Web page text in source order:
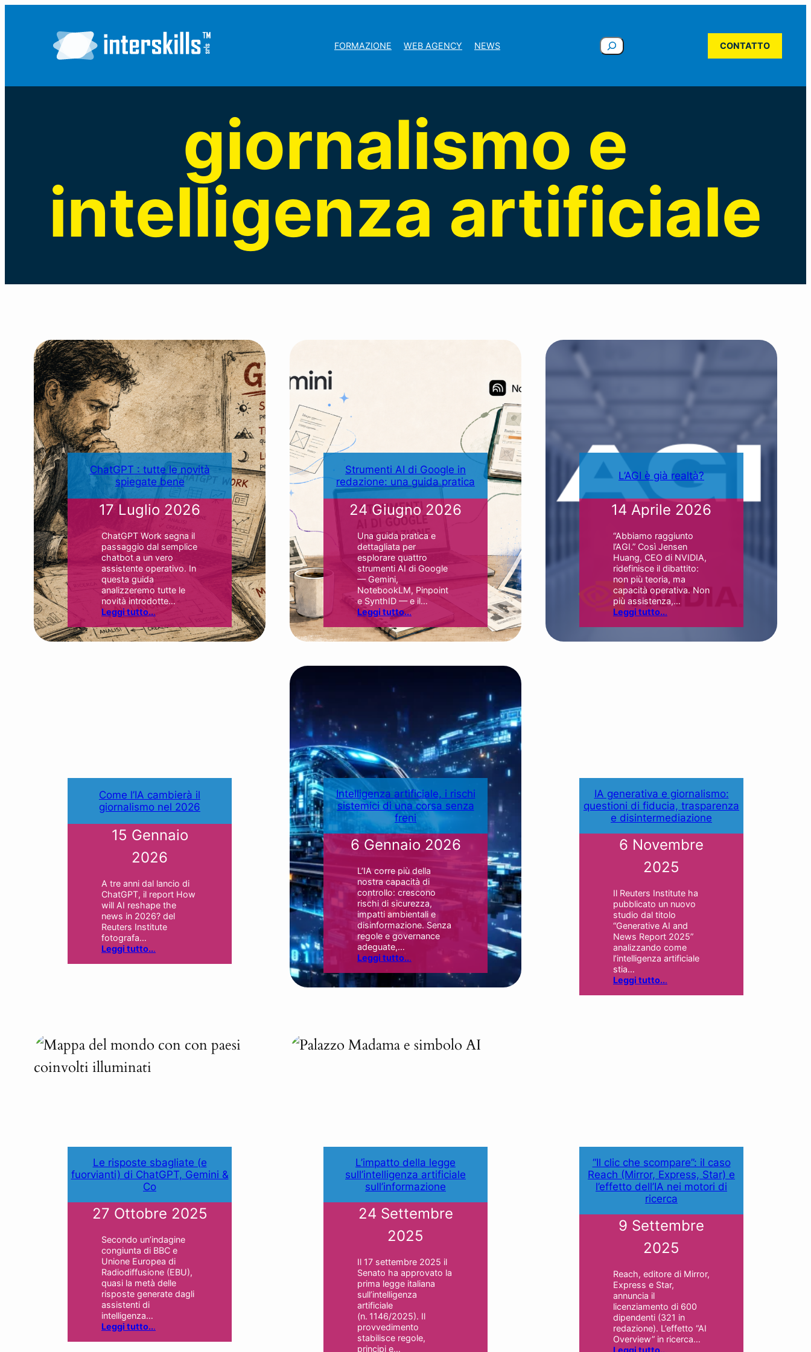
FORMAZIONE WEB AGENCY NEWS Cerca CONTATTO
giornalismo e
intelligenza artificiale
ChatGPT : tutte le novità
spiegate bene
17 Luglio 2026
ChatGPT Work segna il
passaggio dal semplice
chatbot a un vero
assistente operativo. In
questa guida
analizzeremo tutte le
novità introdotte…
Leggi tutto...
Strumenti AI di Google in
redazione: una guida pratica
24 Giugno 2026
Una guida pratica e
dettagliata per
esplorare quattro
strumenti AI di Google
— Gemini,
NotebookLM, Pinpoint
e SynthID — e il…
Leggi tutto...
L’AGI è già realtà?
14 Aprile 2026
“Abbiamo raggiunto
l’AGI.” Così Jensen
Huang, CEO di NVIDIA,
ridefinisce il dibattito:
non più teoria, ma
capacità operativa. Non
più assistenza,…
Leggi tutto...
Come l’IA cambierà il
giornalismo nel 2026
15 Gennaio
2026
A tre anni dal lancio di
ChatGPT, il report How
will AI reshape the
news in 2026? del
Reuters Institute
fotografa…
Leggi tutto...
Intelligenza artificiale, i rischi
sistemici di una corsa senza
freni
6 Gennaio 2026
L’IA corre più della
nostra capacità di
controllo: crescono
rischi di sicurezza,
impatti ambientali e
disinformazione. Senza
regole e governance
adeguate,…
Leggi tutto...
IA generativa e giornalismo:
questioni di fiducia, trasparenza
e disintermediazione
6 Novembre
2025
Il Reuters Institute ha
pubblicato un nuovo
studio dal titolo
“Generative AI and
News Report 2025”
analizzando come
l’intelligenza artificiale
stia…
Leggi tutto...
Le risposte sbagliate (e
fuorvianti) di ChatGPT, Gemini &
Co
27 Ottobre 2025
Secondo un’indagine
congiunta di BBC e
Unione Europea di
Radiodiffusione (EBU),
quasi la metà delle
risposte generate dagli
assistenti di
intelligenza…
Leggi tutto...
L’impatto della legge
sull’intelligenza artificiale
sull’informazione
24 Settembre
2025
Il 17 settembre 2025 il
Senato ha approvato la
prima legge italiana
sull’intelligenza
artificiale
(n. 1146/2025). Il
provvedimento
stabilisce regole,
principi e…
“Il clic che scompare”: il caso
Reach (Mirror, Express, Star) e
l’effetto dell’IA nei motori di
ricerca
9 Settembre
2025
Reach, editore di Mirror,
Express e Star,
annuncia il
licenziamento di 600
dipendenti (321 in
redazione). L’effetto “AI
Overview” in ricerca…
Leggi tutto...